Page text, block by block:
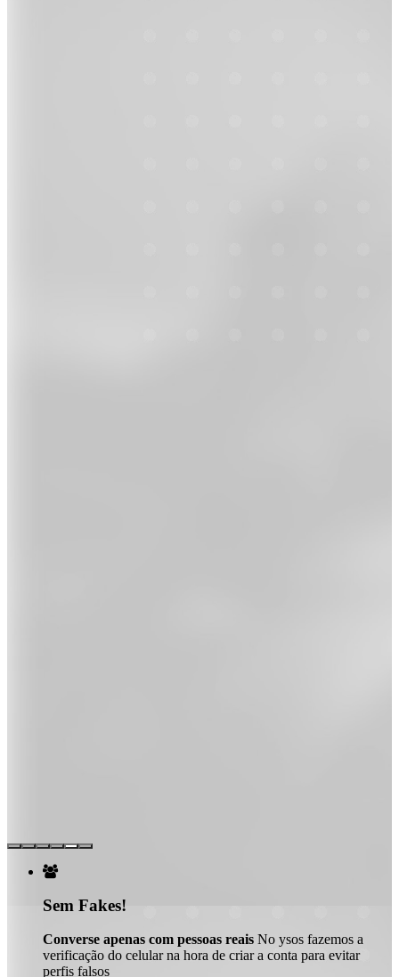

Sem Fakes!
Converse apenas com pessoas reais No ysos fazemos a
verificação do celular na hora de criar a conta para evitar
perfis falsos